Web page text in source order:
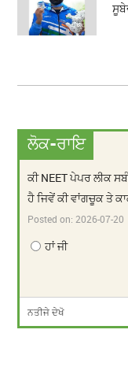
ਲੋਕ-ਰਾਇ
ਕੀ NEET ਪੇਪਰ ਲੀਕ
ਹੈ ਜਿਵੇਂ ਕੀ ਵਾਂਗਚੂਕ ਤੇ
Posted on:2026-07-20
ਹਾਂ ਜੀ
ਨਤੀਜੇ ਦੇਖੋ